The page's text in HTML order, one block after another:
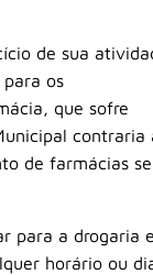
de sua
os
que sofre
contraria
de farmácias
para a drogaria
horário ou